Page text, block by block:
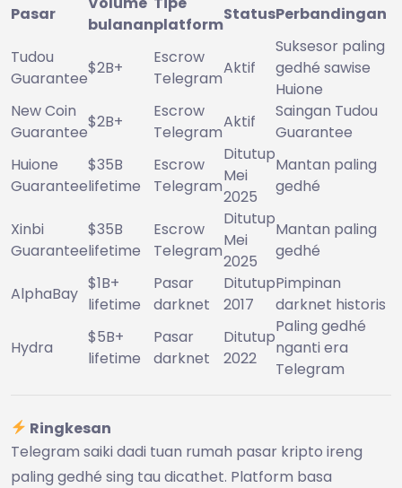
Pasar
bulananplatform
StatusPerbandingan
Tudou
Guarantee
$2B+
Escrow
Telegram
Aktif
Suksesor paling
gedhé sawise
Huione
New Coin
Guarantee
$2B+
Escrow
Telegram
Aktif
Saingan Tudou
Guarantee
Huione
Guarantee
$35B
lifetime
Escrow
Telegram
Ditutup
Mei
2025
Mantan paling
gedhé
Xinbi
Guarantee
$35B
lifetime
Escrow
Telegram
Ditutup
Mei
2025
Mantan paling
gedhé
AlphaBay
$1B+
lifetime
Pasar
darknet
Ditutup
2017
Pimpinan
darknet historis
Hydra
$5B+
lifetime
Pasar
darknet
Ditutup
2022
Paling gedhé
nganti era
Telegram
Ringkesan
Telegram saiki dadi tuan rumah pasar kripto ireng
paling gedhé sing tau dicathet. Platform basa